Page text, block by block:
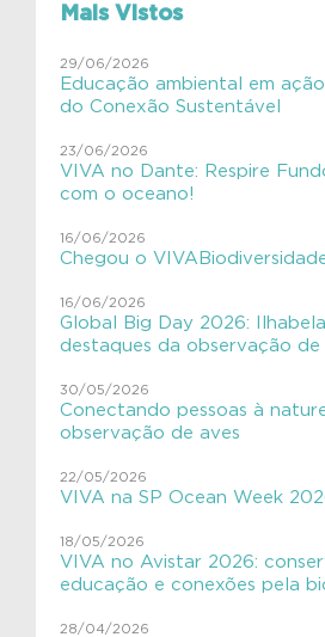
#VIVAJulianaMolás
#VIVAnasEscolas
#VIVAnasEscolas
#VIVAsemlixo
Aves migratórias
SHE
Mais Vistos
29/06/2026
Educação ambiental em
do Conexão Sustentável
23/06/2026
VIVA no Dante: Respire
com o oceano!
16/06/2026
Chegou o
16/06/2026
Global Big Day 2026:
destaques da observação de
30/05/2026
Conectando pessoas à
observação de aves
22/05/2026
VIVA na SP Ocean Week
18/05/2026
VIVA no Avistar 2026:
educação e conexões pela
28/04/2026